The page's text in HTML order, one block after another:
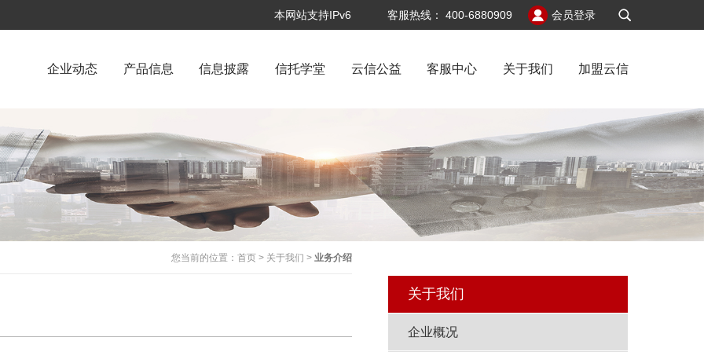
会员登录
客服热线： 400-6880909
本网站支持IPv6
企业动态 产品信息 信息披露 信托学堂 云信公益 客服中心 关于我们 加盟云信
您当前的位置：首页 > 关于我们 >业务介绍
关于我们
企业概况